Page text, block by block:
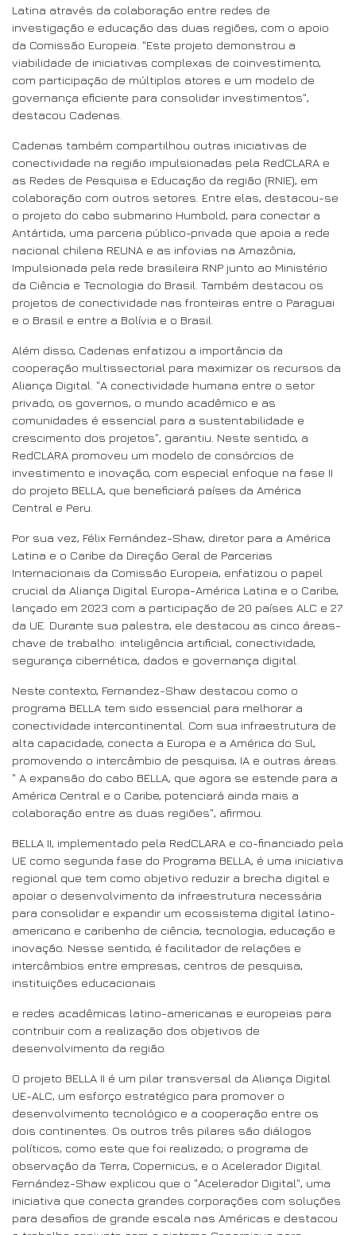
Latina através da colaboração entre redes de
investigação e educação das duas regiões, com o apoio
da Comissão Europeia. "Este projeto demonstrou a
viabilidade de iniciativas complexas de coinvestimento,
com participação de múltiplos atores e um modelo de
governança eficiente para consolidar investimentos",
destacou Cadenas.
Cadenas também compartilhou outras iniciativas de
conectividade na região impulsionadas pela RedCLARA e
as Redes de Pesquisa e Educação da região (RNIE), em
colaboração com outros setores. Entre elas, destacou-se
o projeto do cabo submarino Humbold, para conectar a
Antártida, uma parceria público-privada que apoia a rede
nacional chilena REUNA e as infovias na Amazônia,
Impulsionada pela rede brasileira RNP junto ao Ministério
da Ciência e Tecnologia do Brasil. Também destacou os
projetos de conectividade nas fronteiras entre o Paraguai
e o Brasil e entre a Bolívia e o Brasil.
Além disso, Cadenas enfatizou a importância da
cooperação multissectorial para maximizar os recursos da
Aliança Digital. "A conectividade humana entre o setor
privado, os governos, o mundo acadêmico e as
comunidades é essencial para a sustentabilidade e
crescimento dos projetos", garantiu. Neste sentido, a
RedCLARA promoveu um modelo de consórcios de
investimento e inovação, com especial enfoque na fase II
do projeto BELLA, que beneficiará países da América
Central e Peru.
Por sua vez, Félix Fernández-Shaw, diretor para a América
Latina e o Caribe da Direção Geral de Parcerias
Internacionais da Comissão Europeia, enfatizou o papel
crucial da Aliança Digital Europa-América Latina e o Caribe,
lançado em 2023 com a participação de 20 países ALC e 27
da UE. Durante sua palestra, ele destacou as cinco áreas-
chave de trabalho: inteligência artificial, conectividade,
segurança cibernética, dados e governança digital.
Neste contexto, Fernandez-Shaw destacou como o
programa BELLA tem sido essencial para melhorar a
conectividade intercontinental. Com sua infraestrutura de
alta capacidade, conecta a Europa e a América do Sul,
promovendo o intercâmbio de pesquisa, IA e outras áreas.
" A expansão do cabo BELLA, que agora se estende para a
América Central e o Caribe, potenciará ainda mais a
colaboração entre as duas regiões", afirmou.
BELLA II, implementado pela RedCLARA e co-financiado pela
UE como segunda fase do Programa BELLA, é uma iniciativa
regional que tem como objetivo reduzir a brecha digital e
apoiar o desenvolvimento da infraestrutura necessária
para consolidar e expandir um ecossistema digital latino-
americano e caribenho de ciência, tecnologia, educação e
inovação. Nesse sentido, é facilitador de relações e
intercâmbios entre empresas, centros de pesquisa,
instituições educacionais
e redes acadêmicas latino-americanas e europeias para
contribuir com a realização dos objetivos de
desenvolvimento da região.
O projeto BELLA II é um pilar transversal da Aliança Digital
UE-ALC, um esforço estratégico para promover o
desenvolvimento tecnológico e a cooperação entre os
dois continentes. Os outros três pilares são diálogos
políticos, como este que foi realizado; o programa de
observação da Terra, Copernicus, e o Acelerador Digital.
Fernández-Shaw explicou que o "Acelerador Digital", uma
iniciativa que conecta grandes corporações com soluções
para desafios de grande escala nas Américas e destacou